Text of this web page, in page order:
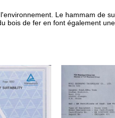
Le hammam de
de fer en font également